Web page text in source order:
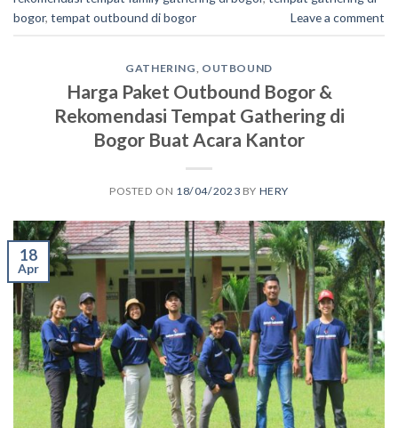
bogor, tempat outbound di bogor Leave a comment
GATHERING OUTBOUND
Harga Paket Outbound Bogor &
Rekomendasi Tempat Gathering di
Bogor Buat Acara Kantor
POSTED ON 18/04/2023 BY HERY
18
Apr